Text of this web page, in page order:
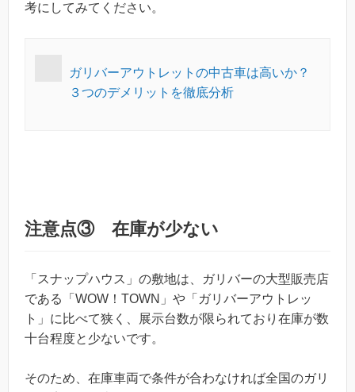
考にしてみてください。
ガリバーアウトレットの中古車は高いか？
３つのデメリットを徹底分析
注意点③ 在庫が少ない
「スナップハウス」の敷地は、ガリバーの大型販売店
である「WOW！TOWN」や「ガリバーアウトレッ
ト」に比べて狭く、展示台数が限られており在庫が数
十台程度と少ないです。
そのため、在庫車両で条件が合わなければ全国のガリ